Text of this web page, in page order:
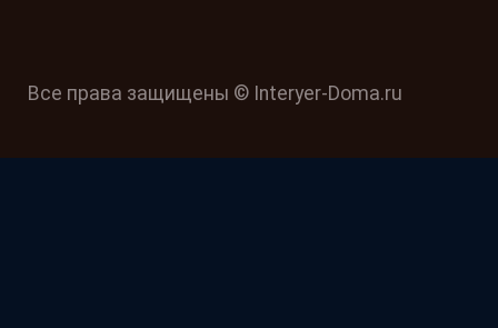
Все права защищены © Interyer-Doma.ru